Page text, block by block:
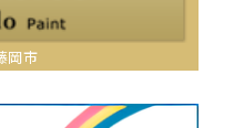
岡市